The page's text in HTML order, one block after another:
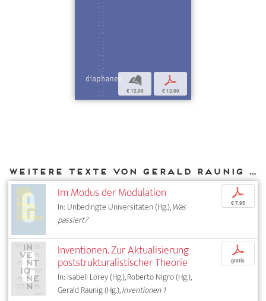
b
€ 12,00
p
€ 12,00
Weitere Texte von Gerald Raunig bei DIAPHANES
Im Modus der Modulation
In: Unbedingte Universitäten (Hg.),Was
passiert?
p
€ 7,95
Inventionen. Zur Aktualisierung
poststrukturalistischer Theorie
In: Isabell Lorey (Hg.), Roberto Nigro (Hg.),
Gerald Raunig (Hg.),Inventionen 1
p
gratis